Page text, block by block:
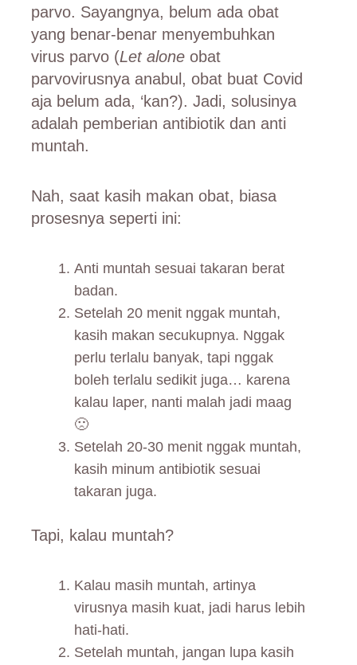
parvo. Sayangnya, belum ada obat
yang benar-benar menyembuhkan
virus parvo (Let aloneobat
parvovirusnya anabul, obat buat Covid
aja belum ada, ‘kan?). Jadi, solusinya
adalah pemberian antibiotik dan anti
muntah.
Nah, saat kasih makan obat, biasa
prosesnya seperti ini:
Anti muntah sesuai takaran berat
badan.
Setelah 20 menit nggak muntah,
kasih makan secukupnya. Nggak
perlu terlalu banyak, tapi nggak
boleh terlalu sedikit juga… karena
kalau laper, nanti malah jadi maag
🙁
Setelah 20-30 menit nggak muntah,
kasih minum antibiotik sesuai
takaran juga.
Tapi, kalau muntah?
Kalau masih muntah, artinya
virusnya masih kuat, jadi harus lebih
hati-hati.
Setelah muntah, jangan lupa kasih